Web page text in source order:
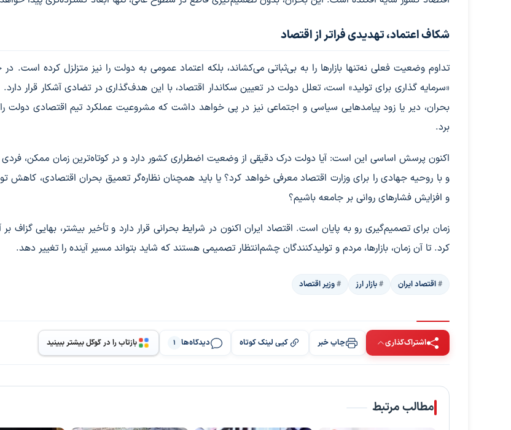
شکاف اعتماد، تهدیدی فراتر از اقتصاد
تداوم وضعیت فعلی نه‌تنها بازارها را به بی‌ثباتی می‌کشاند، بلکه اعتماد عمومی به دولت را نیز متزلزل کرده است.
«سرمایه گذاری برای تولید» است، تعلل دولت در تعیین سکاندار اقتصاد، با این هدف‌گذاری در تضادی آشکار قرار
بحران، دیر یا زود پیامدهایی سیاسی و اجتماعی نیز در پی خواهد داشت که مشروعیت عملکرد تیم اقتصادی دولت
برد.
اکنون پرسش اساسی این است: آیا دولت درک دقیقی از وضعیت اضطراری کشور دارد و در کوتاه‌ترین زمان ممکن،
و با روحیه جهادی را برای وزارت اقتصاد معرفی خواهد کرد؟ یا باید همچنان نظاره‌گر تعمیق بحران اقتصادی، کاهش
و افزایش فشارهای روانی بر جامعه باشیم؟
زمان برای تصمیم‌گیری رو به پایان است. اقتصاد ایران اکنون در شرایط بحرانی قرار دارد و تأخیر بیشتر، بهایی گزاف
کرد. تا آن زمان، بازارها، مردم و تولیدکنندگان چشم‌انتظار تصمیمی هستند که شاید بتواند مسیر آینده را تغییر دهد.
اقتصاد ایران بازار ارز وزیر اقتصاد
اشتراک‌گذاری چاپ خبر کپی لینک کوتاه دیدگاه‌ها 1 بازتاب را در گوگل بیشتر ببینید
مطالب مرتبط